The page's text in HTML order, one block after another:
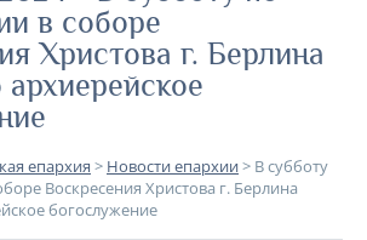
в соборе
Христова г. Берлина
епархия > Новости епархии> В субботу
Воскресения Христова г. Берлина
богослужение